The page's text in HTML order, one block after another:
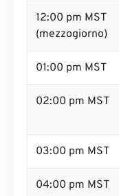
12:00 pm MST
(mezzogiorno)
01:00 pm MST
02:00 pm MST
03:00 pm MST
04:00 pm MST